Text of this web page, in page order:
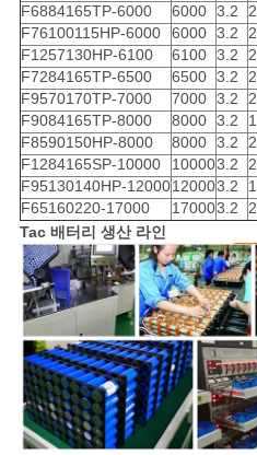
F6884165TP-6000
6000 3.2 2
F76100115HP-6000
6000 3.2
F1257130HP-6100
6100 3.2
F7284165TP-6500
6500 3.2
F9570170TP-7000
7000 3.2
F9084165TP-8000
8000 3.2
F8590150HP-8000
8000 3.2 2
F1284165SP-10000
100003.2 2
F95130140HP-12000120003.2
F65160220-17000
170003.2
Tac 배터리 생산 라인